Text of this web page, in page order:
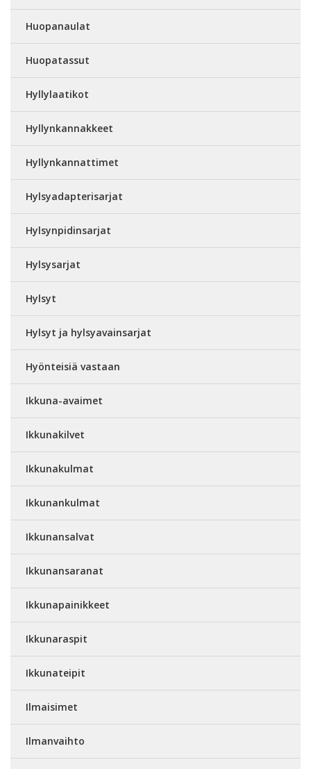
Huopanaulat
Huopatassut
Hyllylaatikot
Hyllynkannakkeet
Hyllynkannattimet
Hylsyadapterisarjat
Hylsynpidinsarjat
Hylsysarjat
Hylsyt
Hylsyt ja hylsyavainsarjat
Hyönteisiä vastaan
Ikkuna-avaimet
Ikkunakilvet
Ikkunakulmat
Ikkunankulmat
Ikkunansalvat
Ikkunansaranat
Ikkunapainikkeet
Ikkunaraspit
Ikkunateipit
Ilmaisimet
Ilmanvaihto